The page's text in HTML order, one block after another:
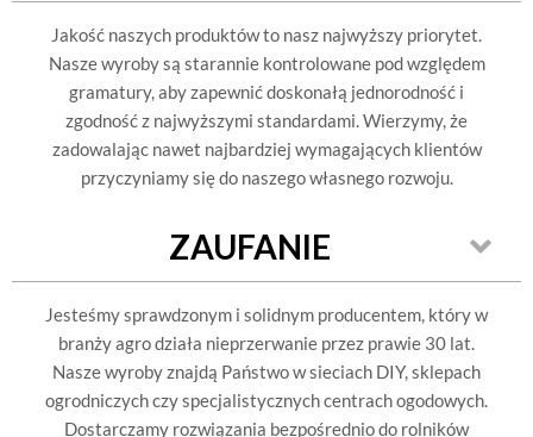
Jakość naszych produktów to nasz najwyższy priorytet.
Nasze wyroby są starannie kontrolowane pod względem
gramatury, aby zapewnić doskonałą jednorodność i
zgodność z najwyższymi standardami. Wierzymy, że
zadowalając nawet najbardziej wymagających klientów
przyczyniamy się do naszego własnego rozwoju.
ZAUFANIE
Jesteśmy sprawdzonym i solidnym producentem, który w
branży agro działa nieprzerwanie przez prawie 30 lat.
Nasze wyroby znajdą Państwo w sieciach DIY, sklepach
ogrodniczych czy specjalistycznych centrach ogodowych.
Dostarczamy rozwiązania bezpośrednio do rolników